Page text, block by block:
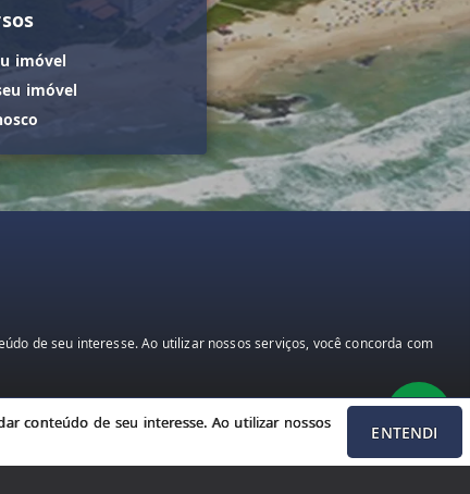
imóvel
imóvel
de seu interesse. Ao utilizar nossos serviços, você concorda com
conteúdo de seu interesse. Ao utilizar nossos
ENTENDI